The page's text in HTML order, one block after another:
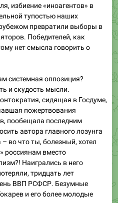
избиение «иноагентов» в
тупостью наших
превратили выборы в
Победителей, как
нет смысла говорить о
системная оппозиция?
и скудость мысли.
сидящая в Госдуме,
пожертвования
пообещала последним
автора главного лозунга
во что ты, болезный, хотел
россиянам вместо
Наигрались в него
тридцать лет
ВВП РСФСР. Безумные
и его более молодые